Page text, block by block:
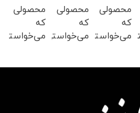
محصولی
که
می‌خواستی
بخر !
محصولی
که
می‌خواستی
محصولی
که
می‌خواستی